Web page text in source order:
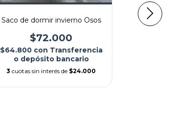
Saco de dormir invierno Osos
$72.000
$64.800 con Transferencia
o depósito bancario
3 cuotas sin interés de $24.000